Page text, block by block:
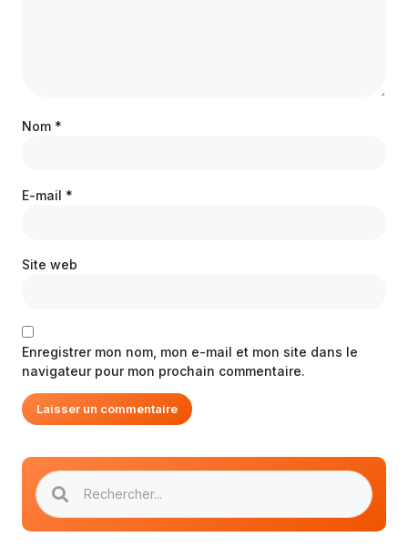
Nom *
E-mail *
Site web
Enregistrer mon nom, mon e-mail et mon site dans le
navigateur pour mon prochain commentaire.